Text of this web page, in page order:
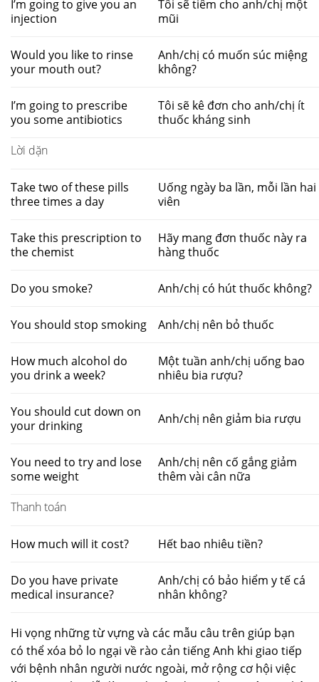
I’m going to give you an
injection
Tôi sẽ tiêm cho anh/chị một
mũi
Would you like to rinse
your mouth out?
Anh/chị có muốn súc miệng
không?
I’m going to prescribe
you some antibiotics
Tôi sẽ kê đơn cho anh/chị ít
thuốc kháng sinh
Lời dặn
Take two of these pills
three times a day
Uống ngày ba lần, mỗi lần hai
viên
Take this prescription to
the chemist
Hãy mang đơn thuốc này ra
hàng thuốc
Do you smoke? Anh/chị có hút thuốc không?
You should stop smoking Anh/chị nên bỏ thuốc
How much alcohol do
you drink a week?
Một tuần anh/chị uống bao
nhiêu bia rượu?
You should cut down on
your drinking
Anh/chị nên giảm bia rượu
You need to try and lose
some weight
Anh/chị nên cố gắng giảm
thêm vài cân nữa
Thanh toán
How much will it cost? Hết bao nhiêu tiền?
Do you have private
medical insurance?
Anh/chị có bảo hiểm y tế cá
nhân không?
Hi vọng những từ vựng và các mẫu câu trên giúp bạn
có thể xóa bỏ lo ngại về rào cản tiếng Anh khi giao tiếp
với bệnh nhân người nước ngoài, mở rộng cơ hội việc